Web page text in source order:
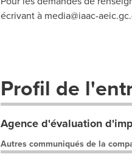
écrivant à media@iaac-
Profil de
Agence d'évaluation
Autres communiqués de la